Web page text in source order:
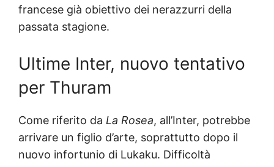
francese già obiettivo dei nerazzurri della
passata stagione.
Ultime Inter, nuovo tentativo
per Thuram
Come riferito da La Rosea, all’Inter, potrebbe
arrivare un figlio d’arte, soprattutto dopo il
nuovo infortunio di Lukaku. Difficoltà